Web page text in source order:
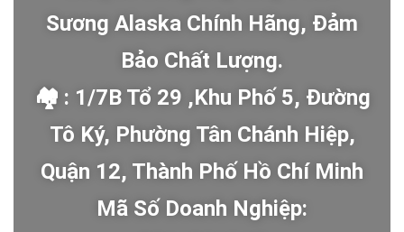
Sương Alaska Chính Hãng, Đảm
Bảo Chất Lượng.
🏘 : 1/7B Tổ 29 ,Khu Phố 5, Đường
Tô Ký, Phường Tân Chánh Hiệp,
Quận 12, Thành Phố Hồ Chí Minh
Mã Số Doanh Nghiệp: